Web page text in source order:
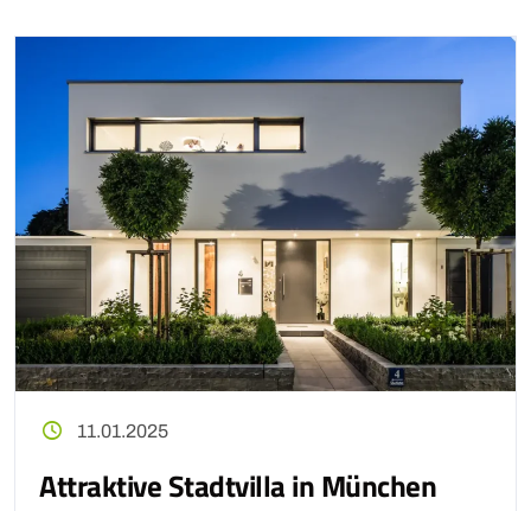
11.01.2025
Attraktive Stadtvilla in München